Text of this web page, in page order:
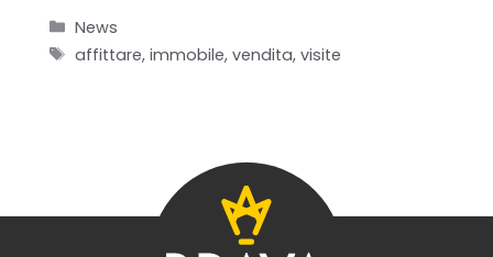
Chi siamo
Formula BRAVA
Servizi per i clienti
Categorie
News
Tag
affittare,immobile,vendita,visite